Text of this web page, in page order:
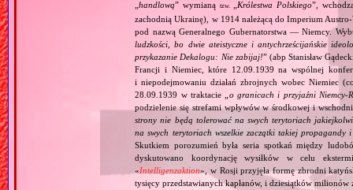
„handlową” wymianą tzw. Królestwa Polskiego”,
zachodnią Ukrainę), w 1914 należącą do Imperium
pod nazwą Generalnego Gubernatorstwa — Niemcy.
ludzkości, bo dwie ateistyczne i antychrześcijańskie
przykazanie Dekalogu: Nie zabijaj!” (abp Stanisław
Francji i Niemiec, które 12.09.1939 na wspólnej
i niepodejmowaniu działań zbrojnych wobec Niemiec
28.09.1939 w traktacie „ o granicach i przyjaźni
podzielenie się strefami wpływów w środkowej i
strony nie będą tolerować na swych terytoriach
na swych terytoriach wszelkie zaczątki takiej
Skutkiem porozumień była seria spotkań między
dyskutowano koordynację wysiłków w celu
«Intelligenzaktion», w Rosji przyjęła formę zbrodni
tysięcy przedstawianych kapłanów, i dziesiątków